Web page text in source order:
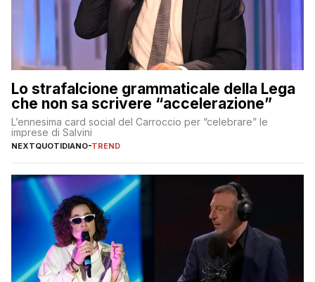
Lo strafalcione grammaticale della Lega
che non sa scrivere “accelerazione”
L’ennesima card social del Carroccio per “celebrare” le
imprese di Salvini
NEXTQUOTIDIANO-TREND